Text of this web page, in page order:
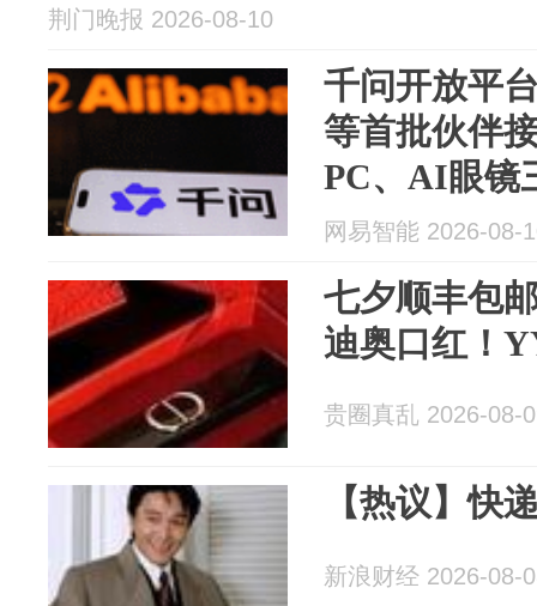
荆门晚报 2026-08-10
千问开放平
等首批伙伴
PC、AI眼镜
网易智能 2026-08-
七夕顺丰包
迪奥口红！
贵圈真乱 2026-08-
【热议】快
新浪财经 2026-08-